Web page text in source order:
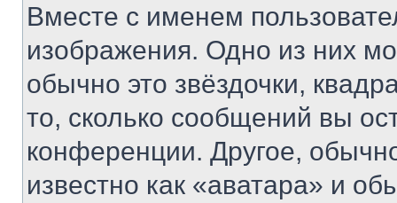
Вместе с именем
изображения. Одно из них
обычно это звёздочки,
то, сколько сообщений вы
конференции. Другое,
известно как «аватара» и